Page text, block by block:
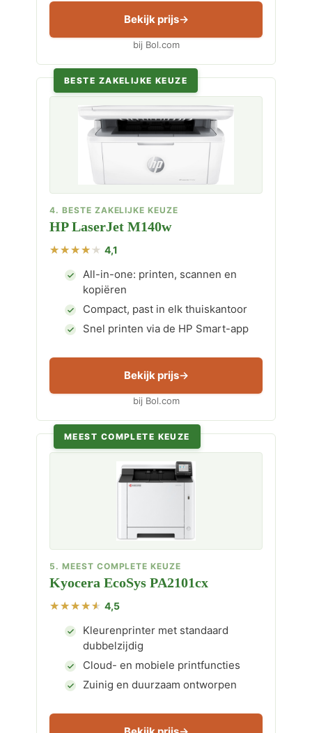
Bekijk prijs
bij Bol.com
BESTE ZAKELIJKE KEUZE
4. BESTE ZAKELIJKE KEUZE
HP LaserJet M140w
4,1
All-in-one: printen, scannen en
kopiëren
Compact, past in elk thuiskantoor
Snel printen via de HP Smart-app
Bekijk prijs
bij Bol.com
MEEST COMPLETE KEUZE
5. MEEST COMPLETE KEUZE
Kyocera EcoSys PA2101cx
4,5
Kleurenprinter met standaard
dubbelzijdig
Cloud- en mobiele printfuncties
Zuinig en duurzaam ontworpen